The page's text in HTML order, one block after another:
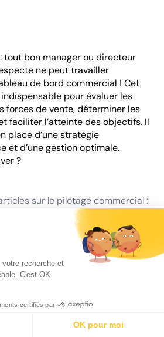
recherche et
C'est OK
certifiés par
OK pour moi
tout bon manager ou directeur
ne peut travailler
de bord commercial ! Cet
pour évaluer les
forces de vente, déterminer les
faciliter l’atteinte des objectifs. Il
place d’une stratégie
et d’une gestion optimale.
?
sur le pilotage commercial :
sa stratégie commerciale &
du directeur commercial
commercial en définissant le